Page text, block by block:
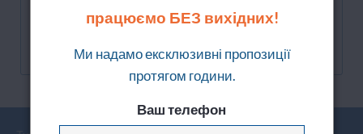
Номер: Beach Villa
93 832грн
працюємо БЕЗ вихідних!
Ми надамо ексклюзивні пропозиції
протягом години.
Ваш телефон